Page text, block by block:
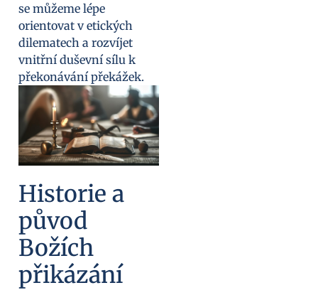
se můžeme lépe
orientovat v etických
dilematech a rozvíjet
vnitřní duševní sílu k
překonávání překážek.
Historie a
původ
Božích
přikázání